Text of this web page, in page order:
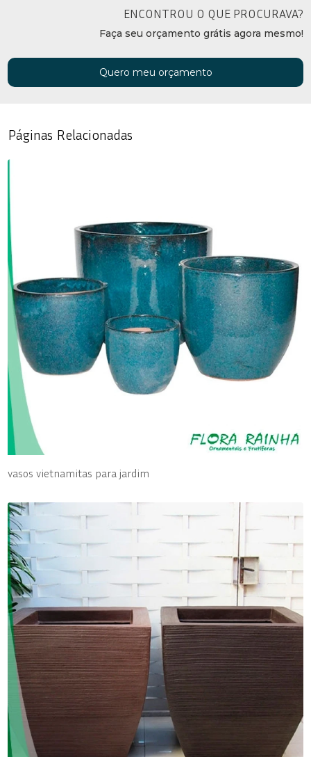
ENCONTROU O QUE PROCURAVA?
Faça seu orçamento grátis agora mesmo!
Quero meu orçamento
Páginas Relacionadas
vasos vietnamitas para jardim